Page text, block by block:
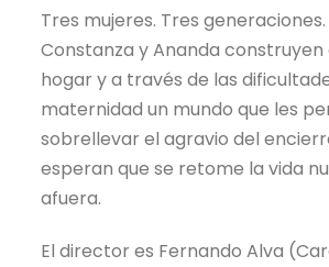
Tres mujeres. Tres
Constanza y Ananda
hogar y a través de las
maternidad un mundo que les
sobrellevar el agravio del
esperan que se retome la vida
afuera.
El director es Fernando Alva